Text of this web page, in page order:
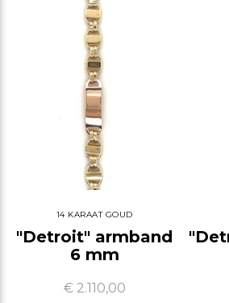
14 KARAAT GOUD
"Detroit" armband
6 mm
€ 2.110,00